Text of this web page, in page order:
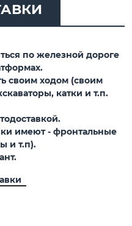
по железной дороге
своим ходом (своим
катки и т.п.
имеют - фронтальные
и т.п).